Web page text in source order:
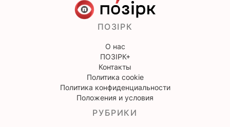
ПОЗІРК
О нас
ПОЗІРК+
Контакты
Политика cookie
Политика конфиденциальности
Положения и условия
РУБРИКИ